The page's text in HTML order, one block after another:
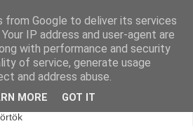
napi
from Google to deliver its services
IP address and user-agent are
with performance and security
of service, generate usage
and address abuse.
MORE GOT IT